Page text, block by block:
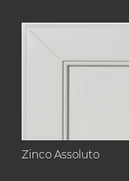
Zinco Assoluto